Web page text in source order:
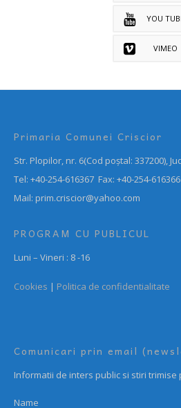
YOU
VIMEO
Primaria Comunei Criscior
Str. Plopilor, nr. 6(Cod poștal: 337200),
Tel: +40-254-616367 Fax: +40-254-616366
Mail: prim.criscior@yahoo.com
PROGRAM CU PUBLICUL
Luni – Vineri : 8 -16
Cookies | Politica de confidentialitate
Comunicari prin email
Informatii de inters public si stiri trimise
Name